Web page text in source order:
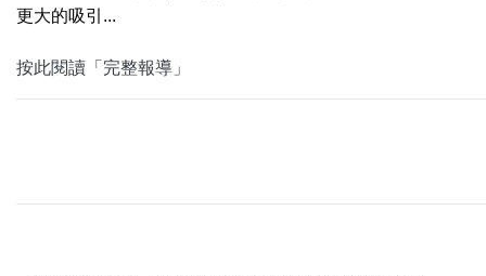
更大的吸引...
按此閱讀「完整報導」